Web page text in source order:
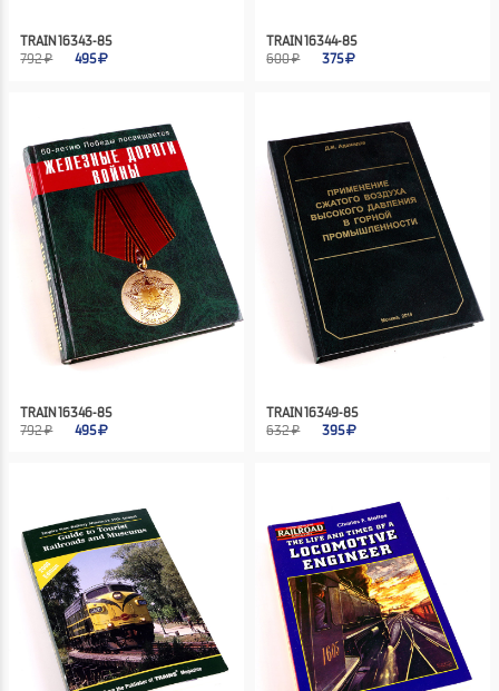
TRAIN 16343-85
792 ₽
495
TRAIN 16344-85
600 ₽
375
TRAIN 16346-85
792 ₽
495
TRAIN 16349-85
632 ₽
395